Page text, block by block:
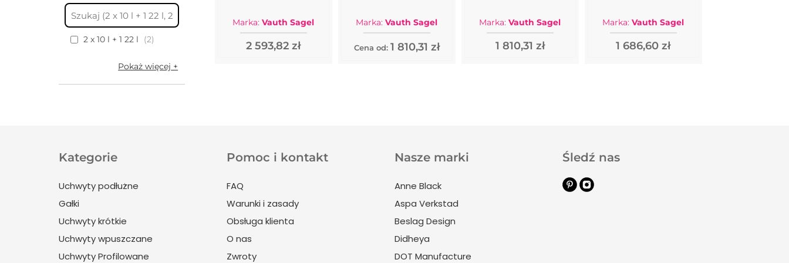
Marka: Vauth Sagel
2 593,82 zł
Marka: Vauth Sagel
Cena od: 1 810,31 zł
Marka: Vauth Sagel
1 810,31 zł
Marka: Vauth Sagel
1 686,60 zł
2 x 10 l + 1 22 l 2
Pokaż więcej
Kategorie
Uchwyty podłużne
Gałki
Uchwyty krótkie
Uchwyty wpuszczane
Uchwyty Profilowane
Pomoc i kontakt
FAQ
Warunki i zasady
Obsługa klienta
O nas
Zwroty
Nasze marki
Anne Black
Aspa Verkstad
Beslag Design
Didheya
DOT Manufacture
Śledź nas